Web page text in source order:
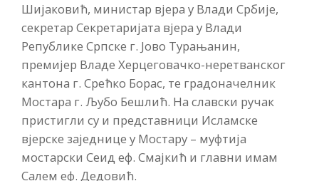
Шијаковић, министар вјера у Влади Србије,
секретар Секретаријата вјера у Влади
Републике Српске г. Јово Турањанин,
премијер Владе Херцеговачко-неретванског
кантона г. Срећко Борас, те градоначелник
Мостара г. Љубо Бешлић. На славски ручак
пристигли су и представници Исламске
вјерске заједнице у Мостару – муфтија
мостарски Сеид еф. Смајкић и главни имам
Салем еф. Дедовић.